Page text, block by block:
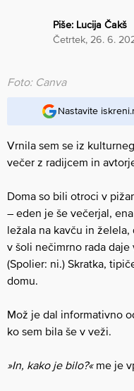
Piše: Lucija Čakš
četrtek, 26. 6.
Foto: Canva
Nastavite
Vrnila sem se iz
večer z radijcem in
Doma so bili otroci v
– eden je še večerjal,
ležala na kavču in
v šoli nečimrno rada
(Spolier: ni.) Skratka,
domu.
Mož je dal informativno
ko sem bila še v veži.
»In, kako je bilo?«me je